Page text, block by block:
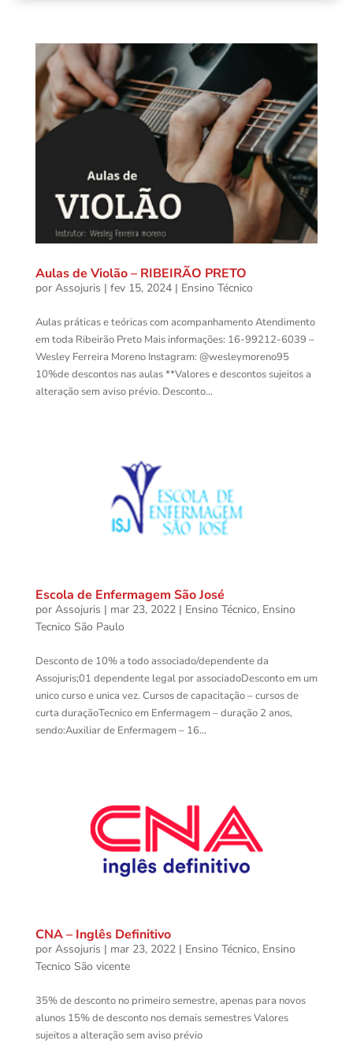
Aulas de Violão – RIBEIRÃO PRETO
por Assojuris | fev 15, 2024| Ensino Técnico
Aulas práticas e teóricas com acompanhamento Atendimento
em toda Ribeirão Preto Mais informações: 16-99212-6039 –
Wesley Ferreira Moreno Instagram: @wesleymoreno95
10%de descontos nas aulas **Valores e descontos sujeitos a
alteração sem aviso prévio. Desconto...
Escola de Enfermagem São José
por Assojuris | mar 23, 2022| Ensino Técnico, Ensino
Tecnico São Paulo
Desconto de 10% a todo associado/dependente da
Assojuris;01 dependente legal por associadoDesconto em um
unico curso e unica vez. Cursos de capacitação – cursos de
curta duraçãoTecnico em Enfermagem – duração 2 anos,
sendo:Auxiliar de Enfermagem – 16...
CNA – Inglês Definitivo
por Assojuris | mar 23, 2022| Ensino Técnico, Ensino
Tecnico São vicente
35% de desconto no primeiro semestre, apenas para novos
alunos 15% de desconto nos demais semestres Valores
sujeitos a alteração sem aviso prévio